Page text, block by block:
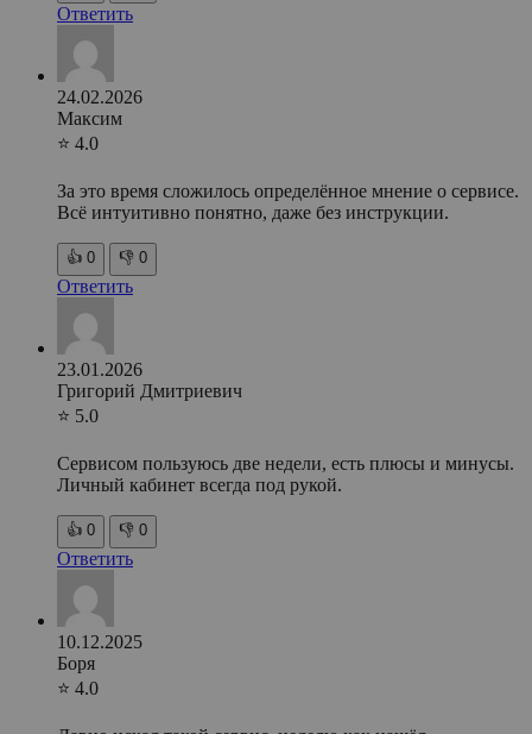
Ответить
24.02.2026
Максим
⭐ 4.0
За это время сложилось определённое мнение о сервисе.
Всё интуитивно понятно, даже без инструкции.
👍 0 👎 0
Ответить
23.01.2026
Григорий Дмитриевич
⭐ 5.0
Сервисом пользуюсь две недели, есть плюсы и минусы.
Личный кабинет всегда под рукой.
👍 0 👎 0
Ответить
10.12.2025
Боря
⭐ 4.0